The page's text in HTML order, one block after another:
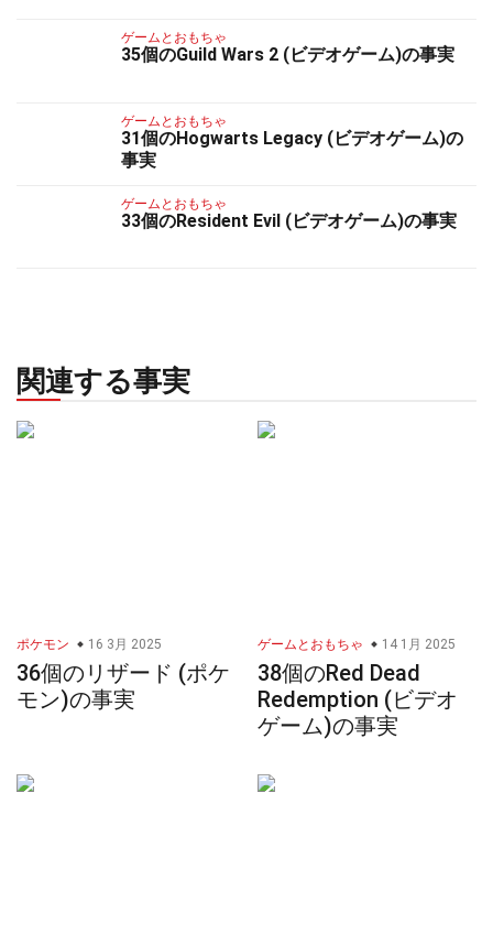
ゲームとおもちゃ
35個のGuild Wars 2 (ビデオゲーム)の事実
ゲームとおもちゃ
31個のHogwarts Legacy (ビデオゲーム)の
事実
ゲームとおもちゃ
33個のResident Evil (ビデオゲーム)の事実
関連する事実
ポケモン 16 3月 2025
36個のリザード (ポケ
モン)の事実
ゲームとおもちゃ 14 1月 2025
38個のRed Dead
Redemption (ビデオ
ゲーム)の事実